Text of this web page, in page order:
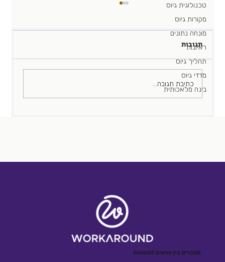
טכנולוגית גיוס
מקורות גיוס
מונחה נתונים
ראיונות
תהליך גיוס
מדדי גיוס
בינה מלאכותית
תהיו זיקית
תגובות
כתיבת תגובה...
מחברים בין אנשים לתוצאות